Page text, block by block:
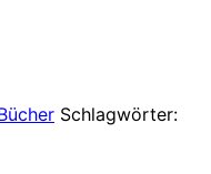
Schlagwörter: